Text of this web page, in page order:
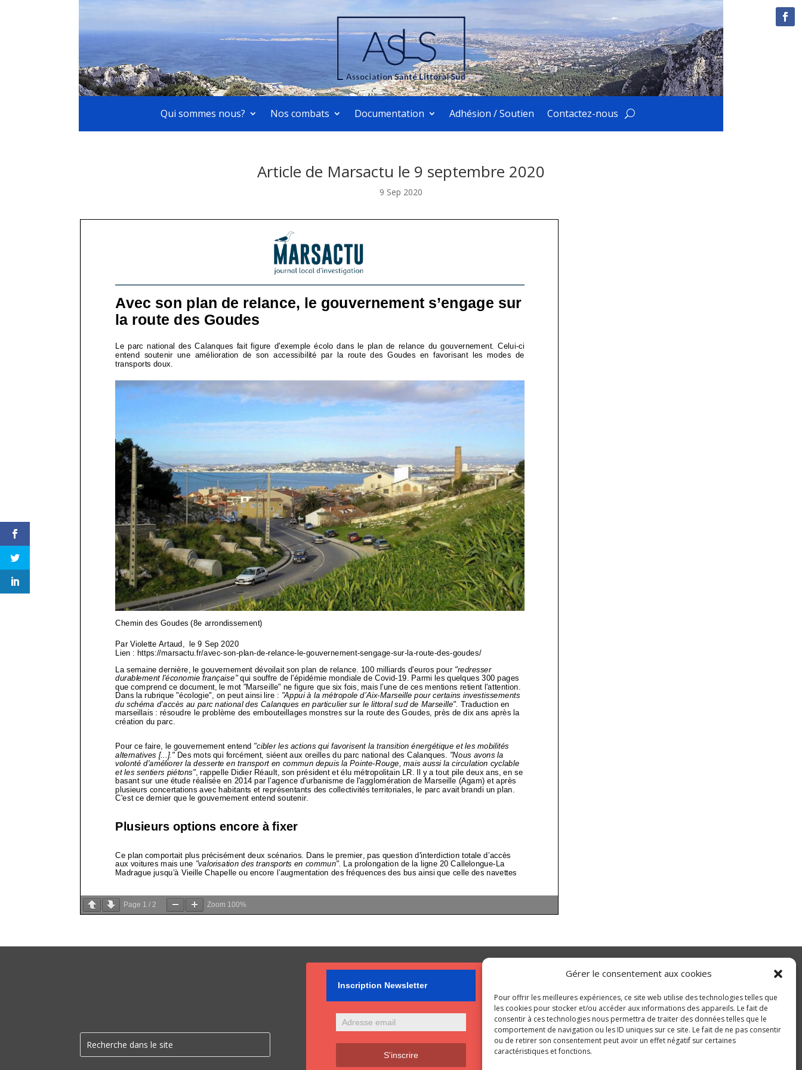
Gérer le consentement aux cookies
Pour offrir les meilleures expériences, ce site web utilise des technologies telles que
les cookies pour stocker et/ou accéder aux informations des appareils. Le fait de
consentir à ces technologies nous permettra de traiter des données telles que le
comportement de navigation ou les ID uniques sur ce site. Le fait de ne pas consentir
ou de retirer son consentement peut avoir un effet négatif sur certaines
caractéristiques et fonctions.
Qui sommes nous? Nos combats Documentation Adhésion / Soutien Contactez-nous
Article de Marsactu le 9 septembre 2020
9 Sep 2020
Page 1 / 2 Zoom 100%
Inscription Newsletter